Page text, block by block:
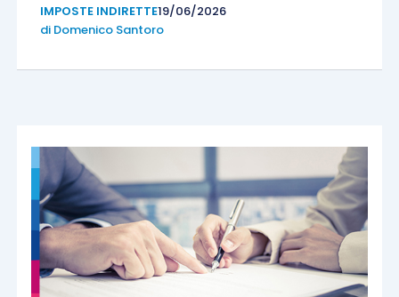
IMPOSTE INDIRETTE19/06/2026
di Domenico Santoro